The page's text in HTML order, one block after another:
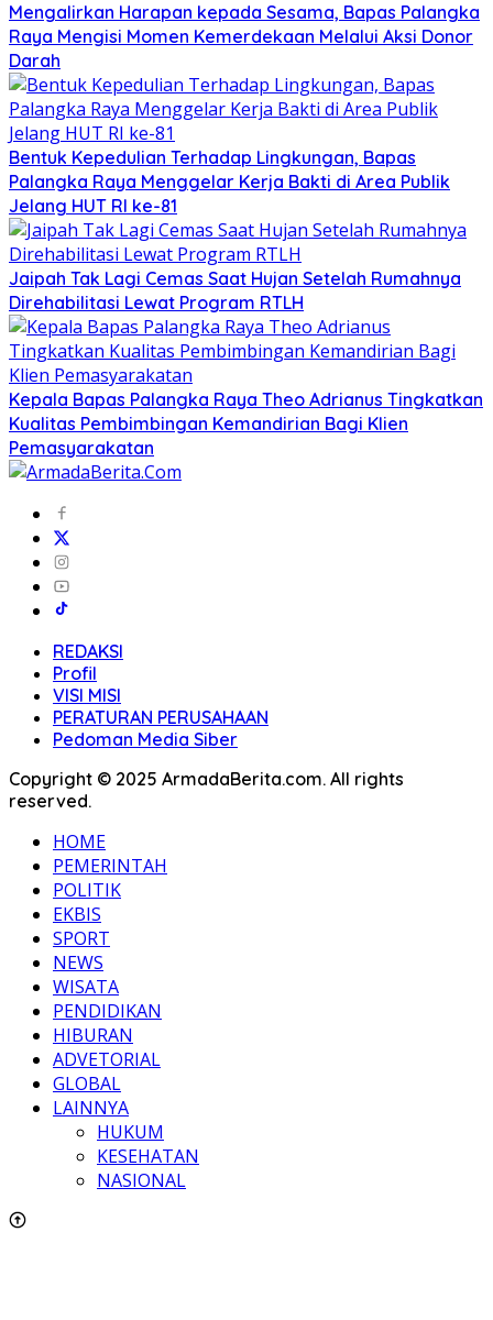
Mengalirkan Harapan kepada Sesama, Bapas Palangka
Raya Mengisi Momen Kemerdekaan Melalui Aksi Donor
Darah
Bentuk Kepedulian Terhadap Lingkungan, Bapas
Palangka Raya Menggelar Kerja Bakti di Area Publik
Jelang HUT RI ke-81
Jaipah Tak Lagi Cemas Saat Hujan Setelah Rumahnya
Direhabilitasi Lewat Program RTLH
Kepala Bapas Palangka Raya Theo Adrianus Tingkatkan
Kualitas Pembimbingan Kemandirian Bagi Klien
Pemasyarakatan
REDAKSI
Profil
VISI MISI
PERATURAN PERUSAHAAN
Pedoman Media Siber
Copyright © 2025 ArmadaBerita.com. All rights
reserved.
HOME
PEMERINTAH
POLITIK
EKBIS
SPORT
NEWS
WISATA
PENDIDIKAN
HIBURAN
ADVETORIAL
GLOBAL
LAINNYA
HUKUM
KESEHATAN
NASIONAL